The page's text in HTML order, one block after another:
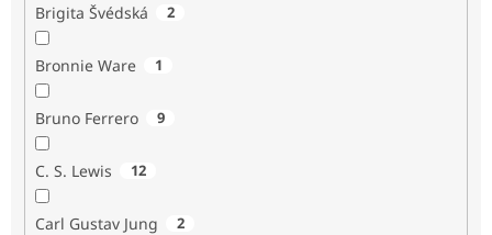
Brigita Švédská 2
Bronnie Ware 1
Bruno Ferrero 9
C. S. Lewis 12
Carl Gustav Jung 2